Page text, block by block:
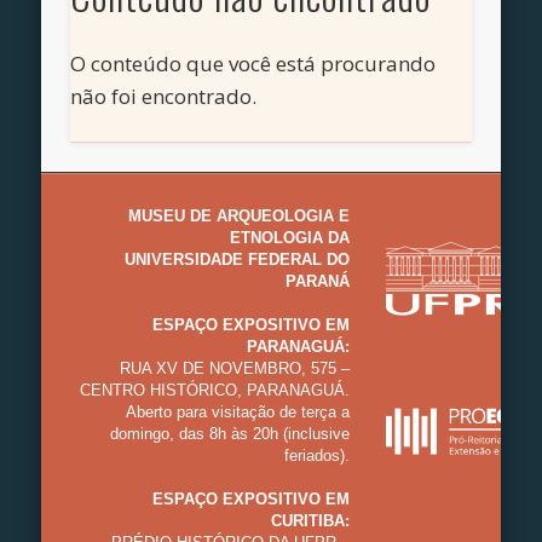
O conteúdo que você está procurando
não foi encontrado.
MUSEU DE ARQUEOLOGIA E
ETNOLOGIA DA
UNIVERSIDADE FEDERAL DO
PARANÁ
ESPAÇO EXPOSITIVO EM
PARANAGUÁ:
RUA XV DE NOVEMBRO, 575 –
CENTRO HISTÓRICO, PARANAGUÁ.
Aberto para visitação de terça a
domingo, das 8h às 20h (inclusive
feriados).
ESPAÇO EXPOSITIVO EM
CURITIBA: